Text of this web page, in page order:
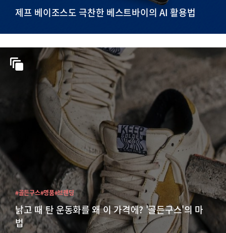
제프 베이조스도 극찬한 베스트바이의 AI 활용법
낡고 때 탄 운동화를 왜 이 가격에? '골든구스'의 마
법
#골든구스#명품#브랜딩